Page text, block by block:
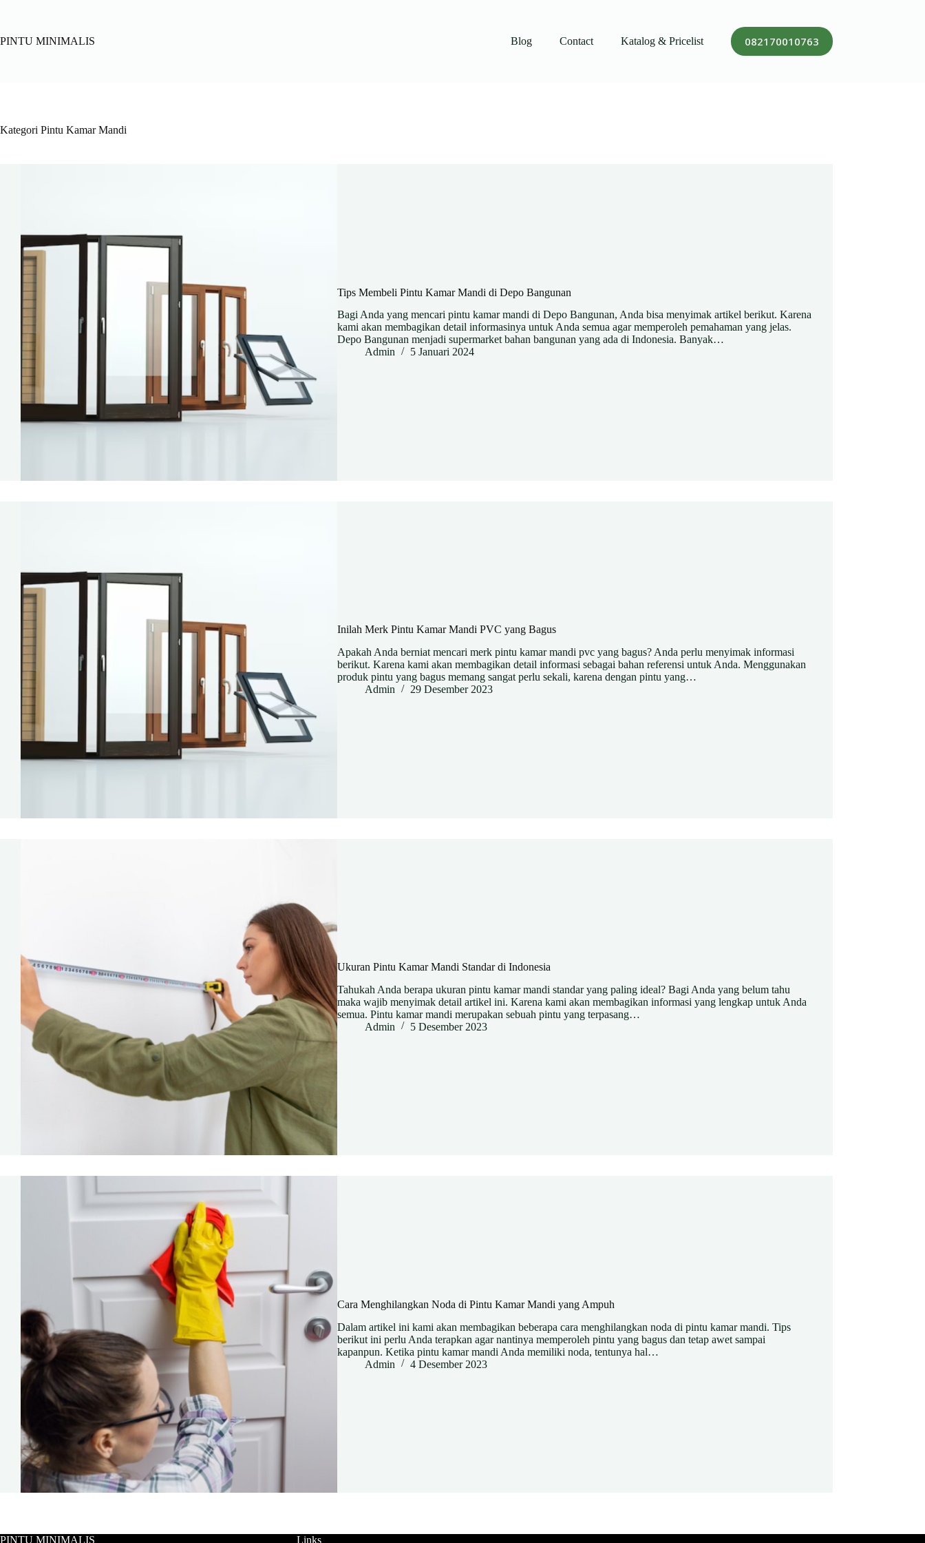
PINTU MINIMALIS
Blog Contact Katalog & Pricelist 082170010763
Kategori Pintu Kamar Mandi
Tips Membeli Pintu Kamar Mandi di Depo Bangunan
Bagi Anda yang mencari pintu kamar mandi di Depo Bangunan, Anda bisa menyimak artikel berikut. Karena
kami akan membagikan detail informasinya untuk Anda semua agar memperoleh pemahaman yang jelas.
Depo Bangunan menjadi supermarket bahan bangunan yang ada di Indonesia. Banyak…
Admin
5 Januari 2024
Inilah Merk Pintu Kamar Mandi PVC yang Bagus
Apakah Anda berniat mencari merk pintu kamar mandi pvc yang bagus? Anda perlu menyimak informasi
berikut. Karena kami akan membagikan detail informasi sebagai bahan referensi untuk Anda. Menggunakan
produk pintu yang bagus memang sangat perlu sekali, karena dengan pintu yang…
Admin
29 Desember 2023
Ukuran Pintu Kamar Mandi Standar di Indonesia
Tahukah Anda berapa ukuran pintu kamar mandi standar yang paling ideal? Bagi Anda yang belum tahu
maka wajib menyimak detail artikel ini. Karena kami akan membagikan informasi yang lengkap untuk Anda
semua. Pintu kamar mandi merupakan sebuah pintu yang terpasang…
Admin
5 Desember 2023
Cara Menghilangkan Noda di Pintu Kamar Mandi yang Ampuh
Dalam artikel ini kami akan membagikan beberapa cara menghilangkan noda di pintu kamar mandi. Tips
berikut ini perlu Anda terapkan agar nantinya memperoleh pintu yang bagus dan tetap awet sampai
kapanpun. Ketika pintu kamar mandi Anda memiliki noda, tentunya hal…
Admin
4 Desember 2023
PINTU MINIMALIS Links